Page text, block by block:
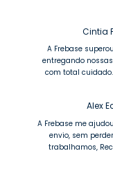
Cintia
A Frebase
entregando
com total cuidado.
Alex
A Frebase me
envio, sem
trabalhamos,